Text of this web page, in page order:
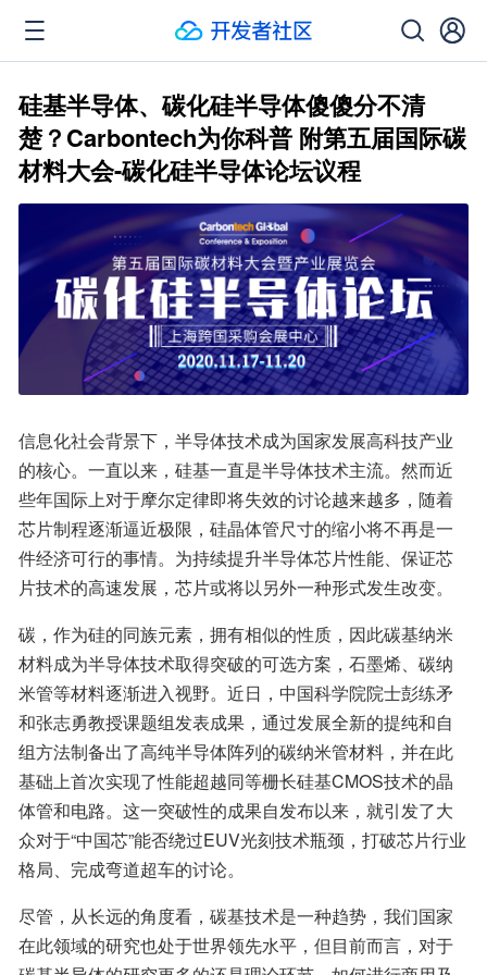
硅基半导体、碳化硅半导体傻傻分不清
楚？Carbontech为你科普 附第五届国际碳
材料大会-碳化硅半导体论坛议程
信息化社会背景下，半导体技术成为国家发展高科技产业
的核心。一直以来，硅基一直是半导体技术主流。然而近
些年国际上对于摩尔定律即将失效的讨论越来越多，随着
芯片制程逐渐逼近极限，硅晶体管尺寸的缩小将不再是一
件经济可行的事情。为持续提升半导体芯片性能、保证芯
片技术的高速发展，芯片或将以另外一种形式发生改变。
碳，作为硅的同族元素，拥有相似的性质，因此碳基纳米
材料成为半导体技术取得突破的可选方案，石墨烯、碳纳
米管等材料逐渐进入视野。近日，中国科学院院士彭练矛
和张志勇教授课题组发表成果，通过发展全新的提纯和自
组方法制备出了高纯半导体阵列的碳纳米管材料，并在此
基础上首次实现了性能超越同等栅长硅基CMOS技术的晶
体管和电路。这一突破性的成果自发布以来，就引发了大
众对于“中国芯”能否绕过EUV光刻技术瓶颈，打破芯片行业
格局、完成弯道超车的讨论。
尽管，从长远的角度看，碳基技术是一种趋势，我们国家
在此领域的研究也处于世界领先水平，但目前而言，对于